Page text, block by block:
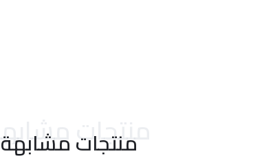
منتجات مشابهة
منتجات مشابهة